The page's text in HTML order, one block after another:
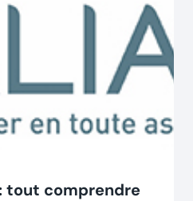
tout comprendre